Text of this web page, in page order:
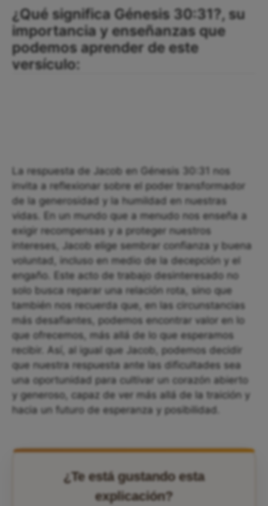
¿Qué significa Génesis 30:31?, su
importancia y enseñanzas que
podemos aprender de este
versículo:
La respuesta de Jacob en Génesis 30:31 nos
invita a reflexionar sobre el poder transformador
de la generosidad y la humildad en nuestras
vidas. En un mundo que a menudo nos enseña a
exigir recompensas y a proteger nuestros
intereses, Jacob elige sembrar confianza y buena
voluntad, incluso en medio de la decepción y el
engaño. Este acto de trabajo desinteresado no
solo busca reparar una relación rota, sino que
también nos recuerda que, en las circunstancias
más desafiantes, podemos encontrar valor en lo
que ofrecemos, más allá de lo que esperamos
recibir. Así, al igual que Jacob, podemos decidir
que nuestra respuesta ante las dificultades sea
una oportunidad para cultivar un corazón abierto
y generoso, capaz de ver más allá de la traición y
hacia un futuro de esperanza y posibilidad.
¿Te está gustando esta
explicación?